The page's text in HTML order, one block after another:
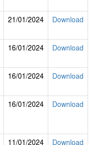
21/01/2024 Download
16/01/2024 Download
16/01/2024 Download
16/01/2024 Download
11/01/2024 Download